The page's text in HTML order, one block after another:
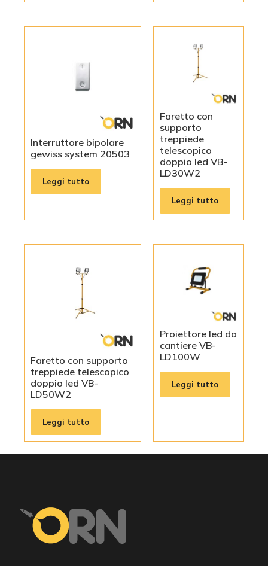
Interruttore bipolare
gewiss system 20503
Leggi tutto
Faretto con
supporto
treppiede
telescopico
doppio led VB-
LD30W2
Leggi tutto
Faretto con supporto
treppiede telescopico
doppio led VB-
LD50W2
Leggi tutto
Proiettore led da
cantiere VB-
LD100W
Leggi tutto